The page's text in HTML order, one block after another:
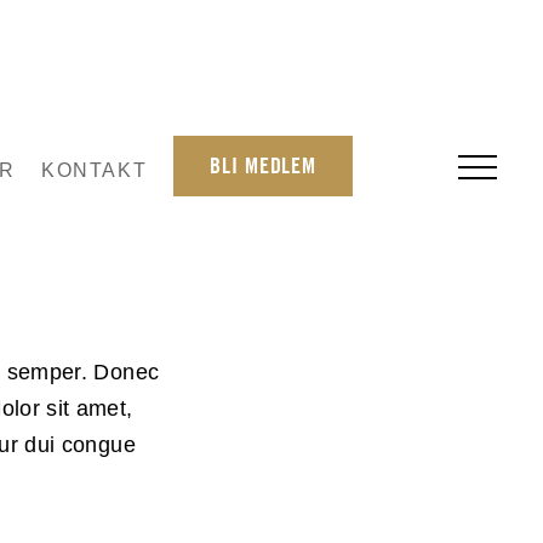
KONTAKT
BLI MEDLEM
Donec
sit amet,
dui congue